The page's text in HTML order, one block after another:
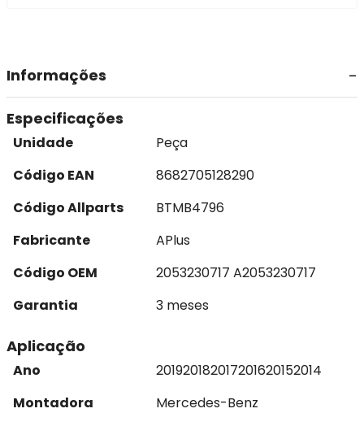
Informações
Especificações
Unidade
Peça
Código EAN
8682705128290
Código Allparts
BTMB4796
Fabricante
APlus
Código OEM
2053230717 A2053230717
Garantia
3 meses
Aplicação
Ano 201920182017201620152014
Montadora
Mercedes-Benz